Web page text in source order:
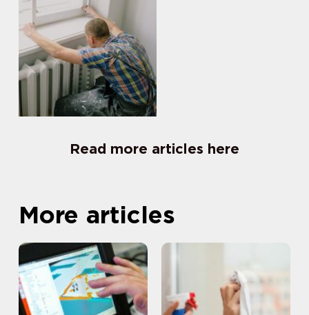
Read more articles here
More articles